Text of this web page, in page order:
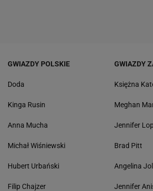
GWIAZDY POLSKIE
Doda
Kinga Rusin
Anna Mucha
Michał Wiśniewski
Hubert Urbański
Filip Chajzer
GWIAZDY
Księżna
Meghan
Jennifer
Brad Pitt
Angelina
Jennifer